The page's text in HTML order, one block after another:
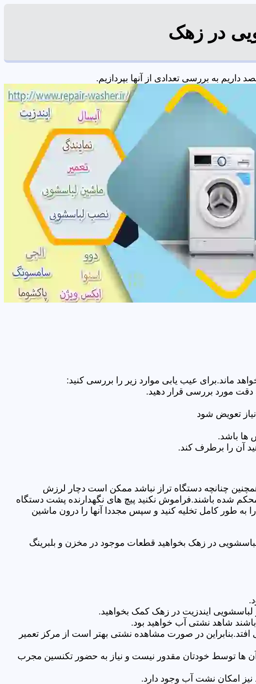
در زهک
به بررسی تعدادی از آنها بپردازیم.
ماند.برای عیب یابی موارد زیر را بررسی کنید:
دقت مورد بررسی قرار دهید.
تعویض شود
ها باشد.
آن را برطرف کند.
چنانچه دستگاه تراز نباشد ممکن است دچار لرزش
محکم شده باشند.فراموش نکنید پیچ های نگهدارنده پشت دستگاه
به طور کامل تخلیه کنید و سپس مجددا آنها را درون ماشین
در زهک بخواهید قطعات موجود در مخزن و بلبرینگ
ایندزیت در زهک کمک بخواهید.
شاهد نشتی آب خواهید بود.
در صورت مشاهده نشتی بهتر است از مرکز تعمیر
ها توسط خودتان مقدور نیست و نیاز به حضور تکنسین مجرب
امکان نشت آب وجود دارد.